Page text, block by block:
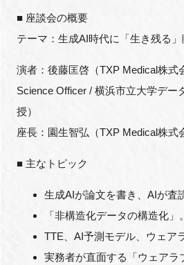
イベントお知らせメール登録
■ 座談会の概要
テーマ：生成AI時代に「生き残る」
演者：後藤匡啓（TXP Medical株式
Science Officer / 横浜市立大学デー
授）
座長：園生智弘（TXP Medical株式
■ 主なトピック
生成AIが論文を書き、AIが査
「非構造化データの構造化
TTE、AI予測モデル、ウェア
実務者が直面する「ウェアラ